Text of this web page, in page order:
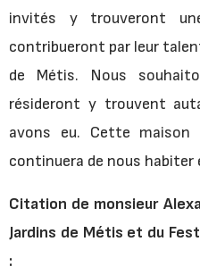
invités y trouveront
contribueront par leur
de Métis. Nous
résideront y trouvent
avons eu. Cette
continuera de nous habiter
Citation de monsieur
Jardins de Métis et du
: